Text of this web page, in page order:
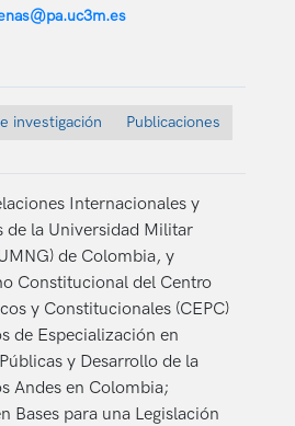
investigación
Publicaciones
Internacionales y
de la Universidad Militar
de Colombia, y
Constitucional del Centro
y Constitucionales (CEPC)
de Especialización en
y Desarrollo de la
Andes en Colombia;
Bases para una Legislación